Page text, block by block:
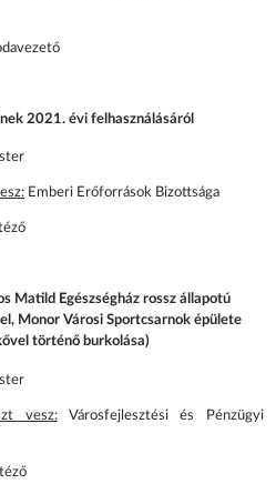
2021. évi felhasználásáról
Emberi Erőforrások Bizottsága
Matild Egészségház rossz állapotú
Monor Városi Sportcsarnok épülete
történő burkolása)
vesz:Városfejlesztési és Pénzügyi